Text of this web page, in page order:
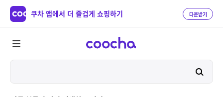
쿠차 앱에서 더 즐겁게 쇼핑하기 다운받기